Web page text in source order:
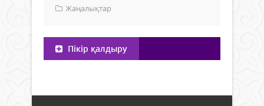
Жаңалықтар
Пікір қалдыру